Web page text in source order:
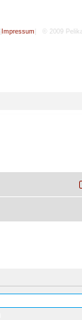
Impressum | © 2009